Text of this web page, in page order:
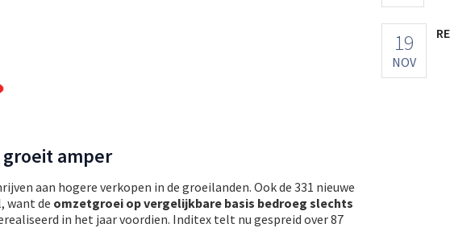
amper
aan hogere verkopen in de groeilanden. Ook de 331 nieuwe
want de omzetgroei op vergelijkbare basis bedroeg slechts
in het jaar voordien. Inditex telt nu gespreid over 87
19
NOV